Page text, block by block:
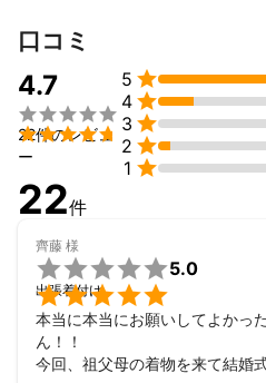
キャンセルについて
当日100％
前日80％
2日前 50％
3日〜7日前 30％
天候やお子様の体調によって日程
料はかかりません。
これまでの実績
ヘアメイク、着付けについて
誰もが知っている芸能人を担当さ
他にも色々な企業や個人の方へ出
撮影について
年間200組以上の撮影をさせてい
口コミ
4.7


22件のレビュ
ー
5 
4 
3 
2 
1 
22件
齊藤 様


5.0
出張着付け
本当に本当にお願いしてよかっ
ん！！
今回、祖父母の着物を来て結婚